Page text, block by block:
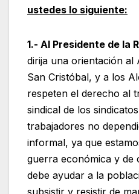
ustedes lo siguiente:
1.- Al Presidente de la
dirija una orientación al
San Cristóbal, y a los
respeten el derecho al
sindical de los
trabajadores no
informal, ya que
guerra económica y de
debe ayudar a la
subsistir y resistir de